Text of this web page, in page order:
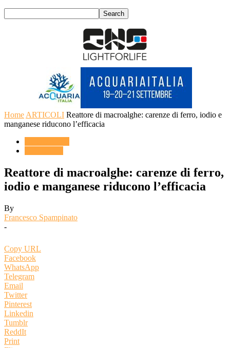
Home ARTICOLI Reattore di macroalghe: carenze di ferro, iodio e
manganese riducono l’efficacia
Reattore di macroalghe: carenze di ferro,
iodio e manganese riducono l’efficacia
By
Francesco Spampinato
-
Copy URL
Facebook
WhatsApp
Telegram
Email
Twitter
Pinterest
Linkedin
Tumblr
ReddIt
Print